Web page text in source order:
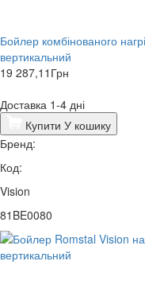
Бойлер комбінованого
вертикальний
19 287,11 Грн
Доставка 1-4 дні
Купити У кошику
Бренд:
Код:
Vision
81BE0080